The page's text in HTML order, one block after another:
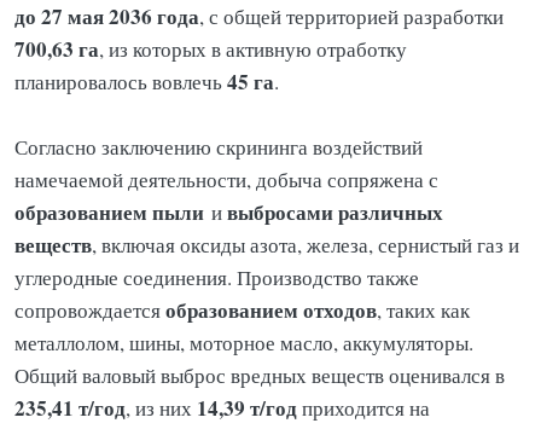
до 27 мая 2036 года, с общей территорией разработки
700,63 га, из которых в активную отработку
планировалось вовлечь45 га.
Согласно заключению скрининга воздействий
намечаемой деятельности, добыча сопряжена с
образованием пыли ивыбросами различных
веществ, включая оксиды азота, железа, сернистый газ и
углеродные соединения. Производство также
сопровождаетсяобразованием отходов, таких как
металлолом, шины, моторное масло, аккумуляторы.
Общий валовый выброс вредных веществ оценивался в
235,41 т/год, из них 14,39 т/годприходится на